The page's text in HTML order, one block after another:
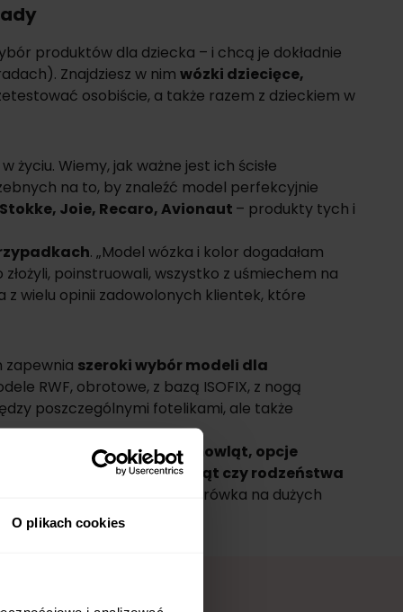
O plikach cookies
produktów dla dziecka – i chcą je dokładnie
Znajdziesz w nim wózki dziecięce,
osobiście, a także razem z dzieckiem w
Wiemy, jak ważne jest ich ścisłe
na to, by znaleźć model perfekcyjnie
Joie, Recaro,Avionaut – produkty tych i
. „Model wózka i kolor dogadałam
poinstruowali, wszystko z uśmiechem na
z wielu opinii zadowolonych klientek, które
zapewnia szeroki wybór modeli dla
RWF, obrotowe, z bazą ISOFIX, z nogą
poszczególnymi fotelikami, ale także
dla noworodków i niemowląt, opcje
a także wózki dla bliźniąt czy rodzeństwa
do podróży czy spacerówka na dużych